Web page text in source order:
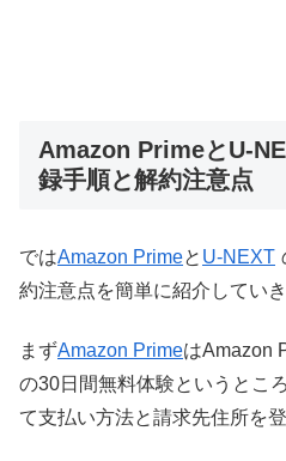
Amazon PrimeとU-
録手順と解約注意点
ではAmazon Primeと U-NEXT
約注意点を簡単に紹介していき
まずAmazon PrimeはAmazon
の30日間無料体験というとこ
て支払い方法と請求先住所を登